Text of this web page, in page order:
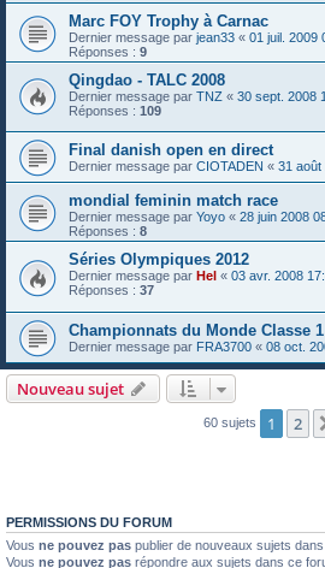
Marc FOY Trophy à Carnac
Dernier message par jean33 « 01 juil. 2009
Réponses : 9
Qingdao - TALC 2008
Dernier message par TNZ « 30 sept. 2008
Réponses : 109
Final danish open en direct
Dernier message par CIOTADEN « 31 août
mondial feminin match race
Dernier message par Yoyo « 28 juin 2008
Réponses : 8
Séries Olympiques 2012
Dernier message par Hel « 03 avr. 2008
Réponses : 37
Championnats du Monde Classe
Dernier message par FRA3700 « 08 oct.
Nouveau sujet
60 sujets 1 2
PERMISSIONS DU FORUM
Vous ne pouvez pas publier de nouveaux sujets
Vous ne pouvez pas répondre aux sujets dans ce